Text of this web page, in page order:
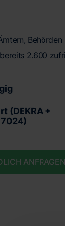
2.600
(DEKRA +
ANFRAGEN